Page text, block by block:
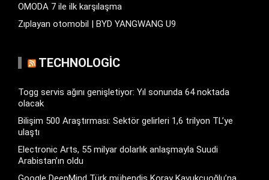
OMODA 7 ile ilk karşılaşma
Zıplayan otomobil | BYD YANGWANG U9
TECHNOLOGIC
Togg servis ağını genişletiyor: Yıl sonunda 64 noktada
olacak
Bilişim 500 Araştırması: Sektör gelirleri 1,6 trilyon TL’ye
ulaştı
Electronic Arts, 55 milyar dolarlık anlaşmayla Suudi
Arabistan’ın oldu